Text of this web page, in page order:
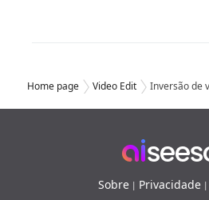
Home page Video Edit Inversão de
Sobre | Privacidade |